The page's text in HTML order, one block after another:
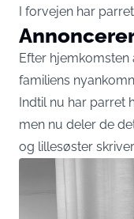
I forvejen har
Efter hjemkomsten
familiens
Indtil nu har parret
men nu deler de
og lillesøster